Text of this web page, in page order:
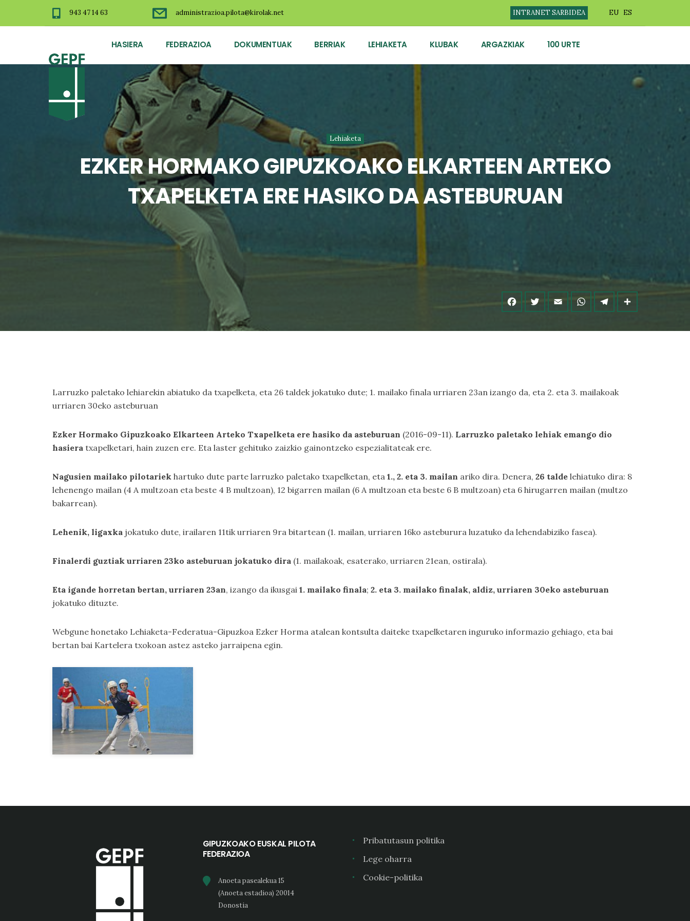
943 47 14 63 administrazioa.pilota@kirolak.net INTRANET SARBIDEA EU ES
HASIERA FEDERAZIOA DOKUMENTUAK BERRIAK LEHIAKETA KLUBAK ARGAZKIAK 100 URTE
Lehiaketa
EZKER HORMAKO GIPUZKOAKO ELKARTEEN ARTEKO
TXAPELKETA ERE HASIKO DA ASTEBURUAN
Larruzko paletako lehiarekin abiatuko da txapelketa, eta 26 taldek jokatuko dute; 1. mailako finala urriaren 23an izango da, eta 2. eta 3. mailakoak
urriaren 30eko asteburuan
Ezker Hormako Gipuzkoako Elkarteen Arteko Txapelketa ere hasiko da asteburuan (2016-09-11). Larruzko paletako lehiak emango dio
hasiera txapelketari, hain zuzen ere. Eta laster gehituko zaizkio gainontzeko espezialitateak ere.
Nagusien mailako pilotariek hartuko dute parte larruzko paletako txapelketan, eta 1., 2. eta 3. mailan ariko dira. Denera, 26 talde lehiatuko dira: 8
lehenengo mailan (4 A multzoan eta beste 4 B multzoan), 12 bigarren mailan (6 A multzoan eta beste 6 B multzoan) eta 6 hirugarren mailan (multzo
bakarrean).
Lehenik, ligaxka jokatuko dute, irailaren 11tik urriaren 9ra bitartean (1. mailan, urriaren 16ko asteburura luzatuko da lehendabiziko fasea).
Finalerdi guztiak urriaren 23ko asteburuan jokatuko dira (1. mailakoak, esaterako, urriaren 21ean, ostirala).
Eta igande horretan bertan, urriaren 23an, izango da ikusgai 1. mailako finala; 2. eta 3. mailako finalak, aldiz, urriaren 30eko asteburuan
jokatuko dituzte.
Webgune honetako Lehiaketa-Federatua-Gipuzkoa Ezker Horma atalean kontsulta daiteke txapelketaren inguruko informazio gehiago, eta bai
bertan bai Kartelera txokoan astez asteko jarraipena egin.
GIPUZKOAKO EUSKAL PILOTA
FEDERAZIOA
Anoeta pasealekua 15
(Anoeta estadioa) 20014
Donostia
Pribatutasun politika
Lege oharra
Cookie-politika